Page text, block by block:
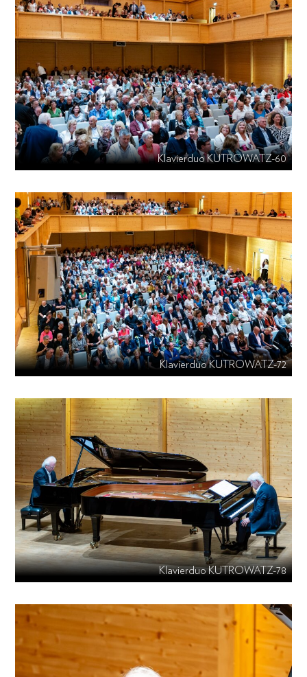
Klavierduo KUTROWATZ-60
Klavierduo KUTROWATZ-72
Klavierduo KUTROWATZ-78